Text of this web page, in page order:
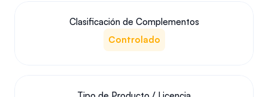
Clasificación de Complementos
Controlado